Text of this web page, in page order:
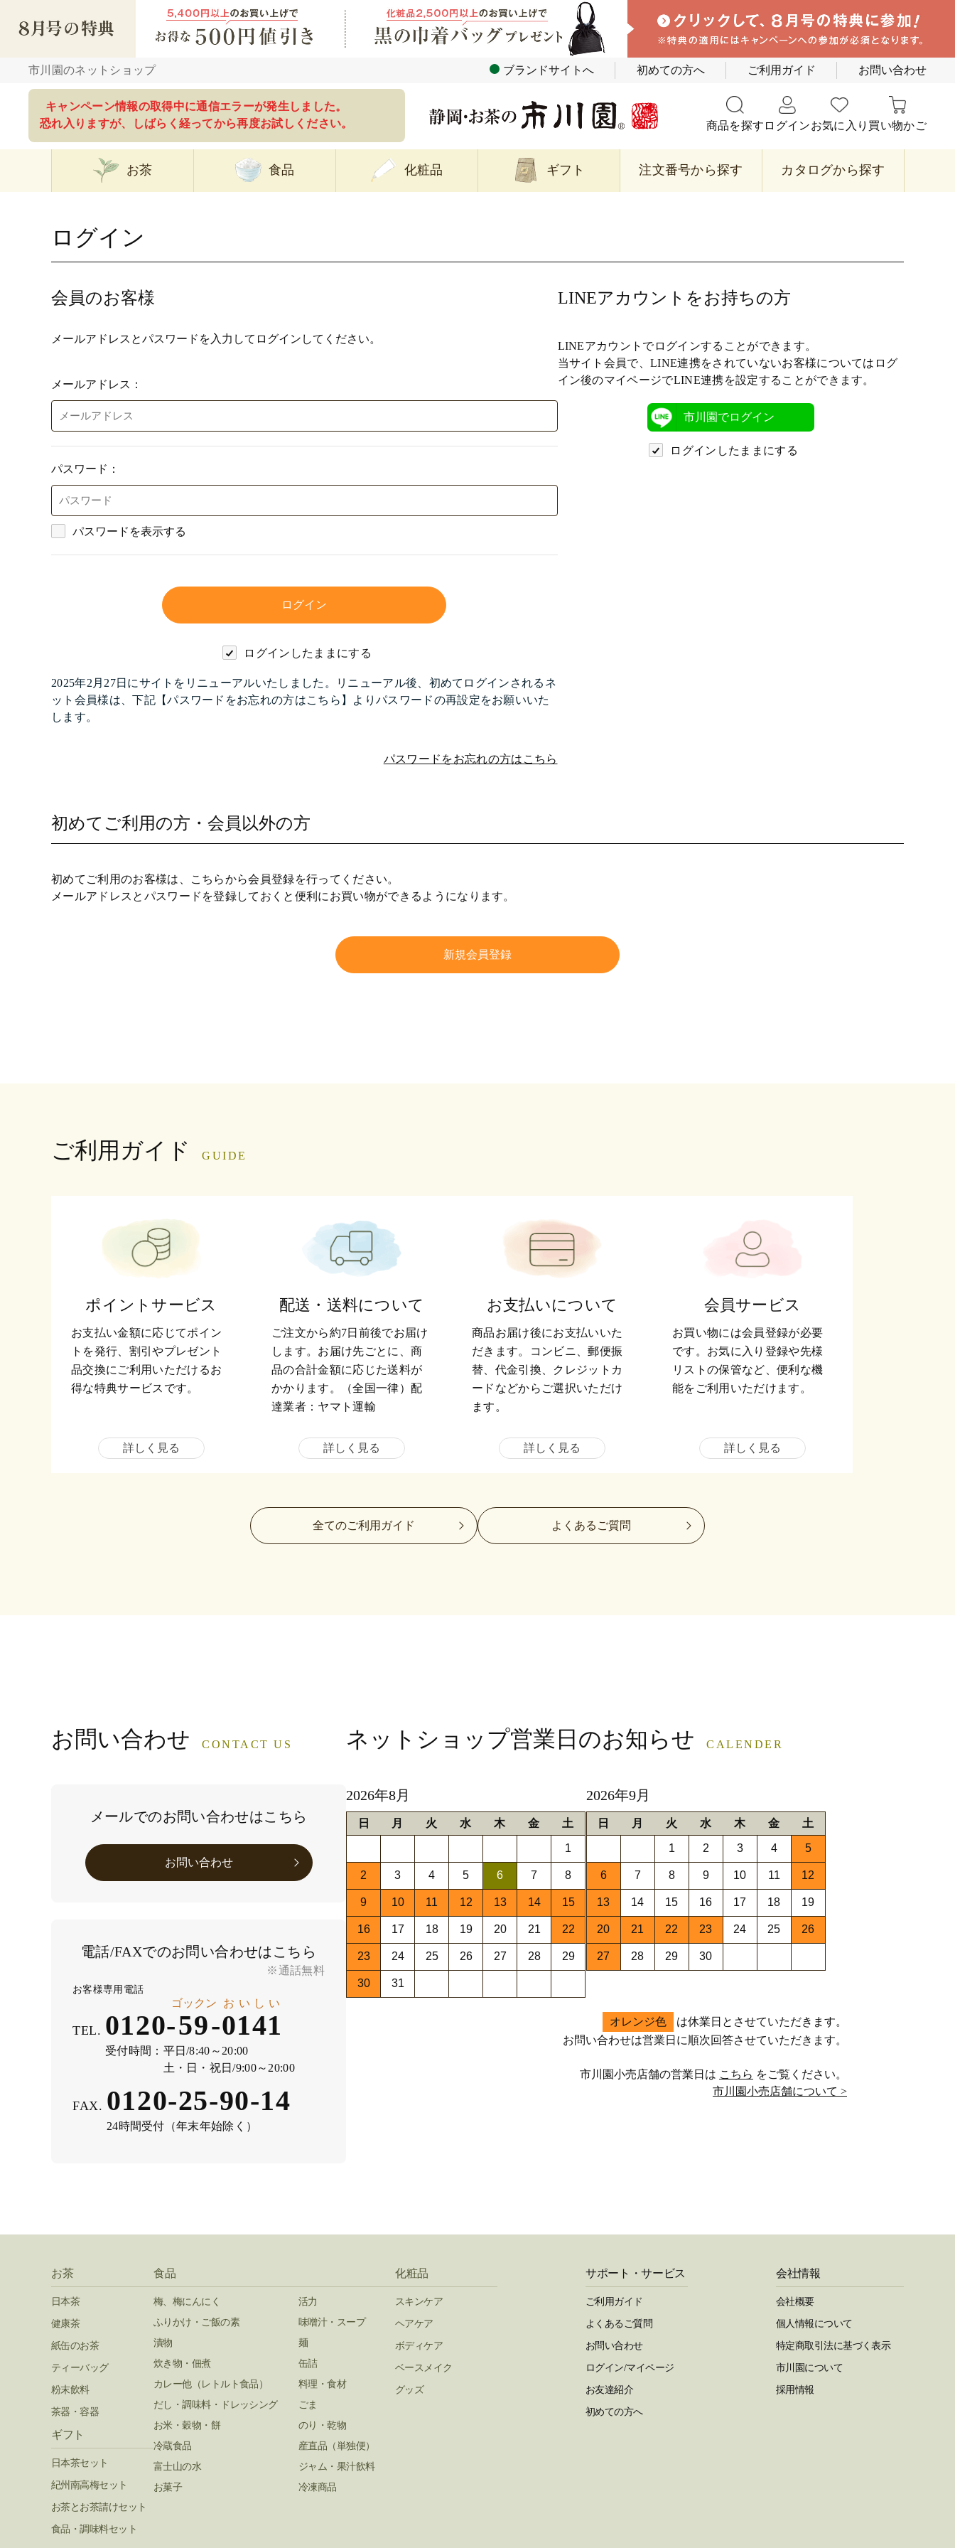
市川園のネットショップ ブランドサイトへ 初めての方へ ご利用ガイド お問い合わせ
キャンペーン情報の取得中に通信エラーが発生しました。
恐れ入りますが、しばらく経ってから再度お試しください。
商品を探す ログインお気に入り 買い物かご
お茶 食品 化粧品 ギフト 注文番号から探す カタログから探す
ログイン
会員のお客様
メールアドレスとパスワードを入力してログインしてください。
メールアドレス：
パスワード：
パスワードを表示する
ログインしたままにする
2025年2月27日にサイトをリニューアルいたしました。リニューアル後、初めてログインされるネ
ット会員様は、下記【パスワードをお忘れの方はこちら】よりパスワードの再設定をお願いいた
します。
パスワードをお忘れの方はこちら
LINEアカウントをお持ちの方
LINEアカウントでログインすることができます。
当サイト会員で、LINE連携をされていないお客様についてはログ
イン後のマイページでLINE連携を設定することができます。
市川園でログイン
ログインしたままにする
初めてご利用の方・会員以外の方
初めてご利用のお客様は、こちらから会員登録を行ってください。
メールアドレスとパスワードを登録しておくと便利にお買い物ができるようになります。
ご利用ガイド GUIDE
ポイントサービス
お支払い金額に応じてポイン
トを発行、割引やプレゼント
品交換にご利用いただけるお
得な特典サービスです。
詳しく見る
配送・送料について
ご注文から約7日前後でお届け
します。お届け先ごとに、商
品の合計金額に応じた送料が
かかります。（全国一律）配
達業者：ヤマト運輸
詳しく見る
お支払いについて
商品お届け後にお支払いいた
だきます。コンビニ、郵便振
替、代金引換、クレジットカ
ードなどからご選択いただけ
ます。
詳しく見る
会員サービス
お買い物には会員登録が必要
です。お気に入り登録や先様
リストの保管など、便利な機
能をご利用いただけます。
詳しく見る
全てのご利用ガイド よくあるご質問
お問い合わせ CONTACT US
メールでのお問い合わせはこちら
お問い合わせ
電話/FAXでのお問い合わせはこちら
※通話無料
お客様専用電話
TEL. 0120-59
ゴックン
-0141
おいしい
受付時間： 平日/8:40～20:00
土・日・祝日/9:00～20:00
FAX. 0120-25-90-14
24時間受付（年末年始除く）
ネットショップ営業日 のお知らせ CALENDER
2026年8月
日 月 火 水 木 金 土
1
2 3 4 5 6 7 8
9 10 11 12 13 14 15
16 17 18 19 20 21 22
23 24 25 26 27 28 29
30 31
2026年9月
日 月 火 水 木 金 土
1 2 3 4 5
6 7 8 9 10 11 12
13 14 15 16 17 18 19
20 21 22 23 24 25 26
27 28 29 30
オレンジ色
は休業日とさせていただきます。
お問い合わせは営業日に順次回答させていただきます。
市川園小売店舗の営業日は こちら をご覧ください。
市川園小売店舗について >
お茶
日本茶
健康茶
紙缶のお茶
ティーバッグ
粉末飲料
茶器・容器
ギフト
日本茶セット
紀州南高梅セット
お茶とお茶請けセット
食品・調味料セット
食品
梅、梅にんにく
活力
ふりかけ・ご飯の素
味噌汁・スープ
漬物
麺
炊き物・佃煮
缶詰
カレー他（レトルト食品）
料理・食材
だし・調味料・ドレッシング
ごま
お米・穀物・餅
のり・乾物
冷蔵食品
産直品（単独便）
富士山の水
ジャム・果汁飲料
お菓子
冷凍商品
化粧品
スキンケア
ヘアケア
ボディケア
ベースメイク
グッズ
サポート・サービス
ご利用ガイド
よくあるご質問
お問い合わせ
ログイン/マイページ
お友達紹介
初めての方へ
会社情報
会社概要
個人情報について
特定商取引法に基づく表示
市川園について
採用情報